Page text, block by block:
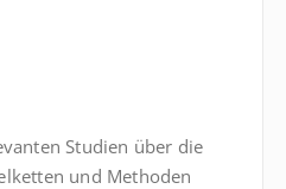
Studien über die
und Methoden